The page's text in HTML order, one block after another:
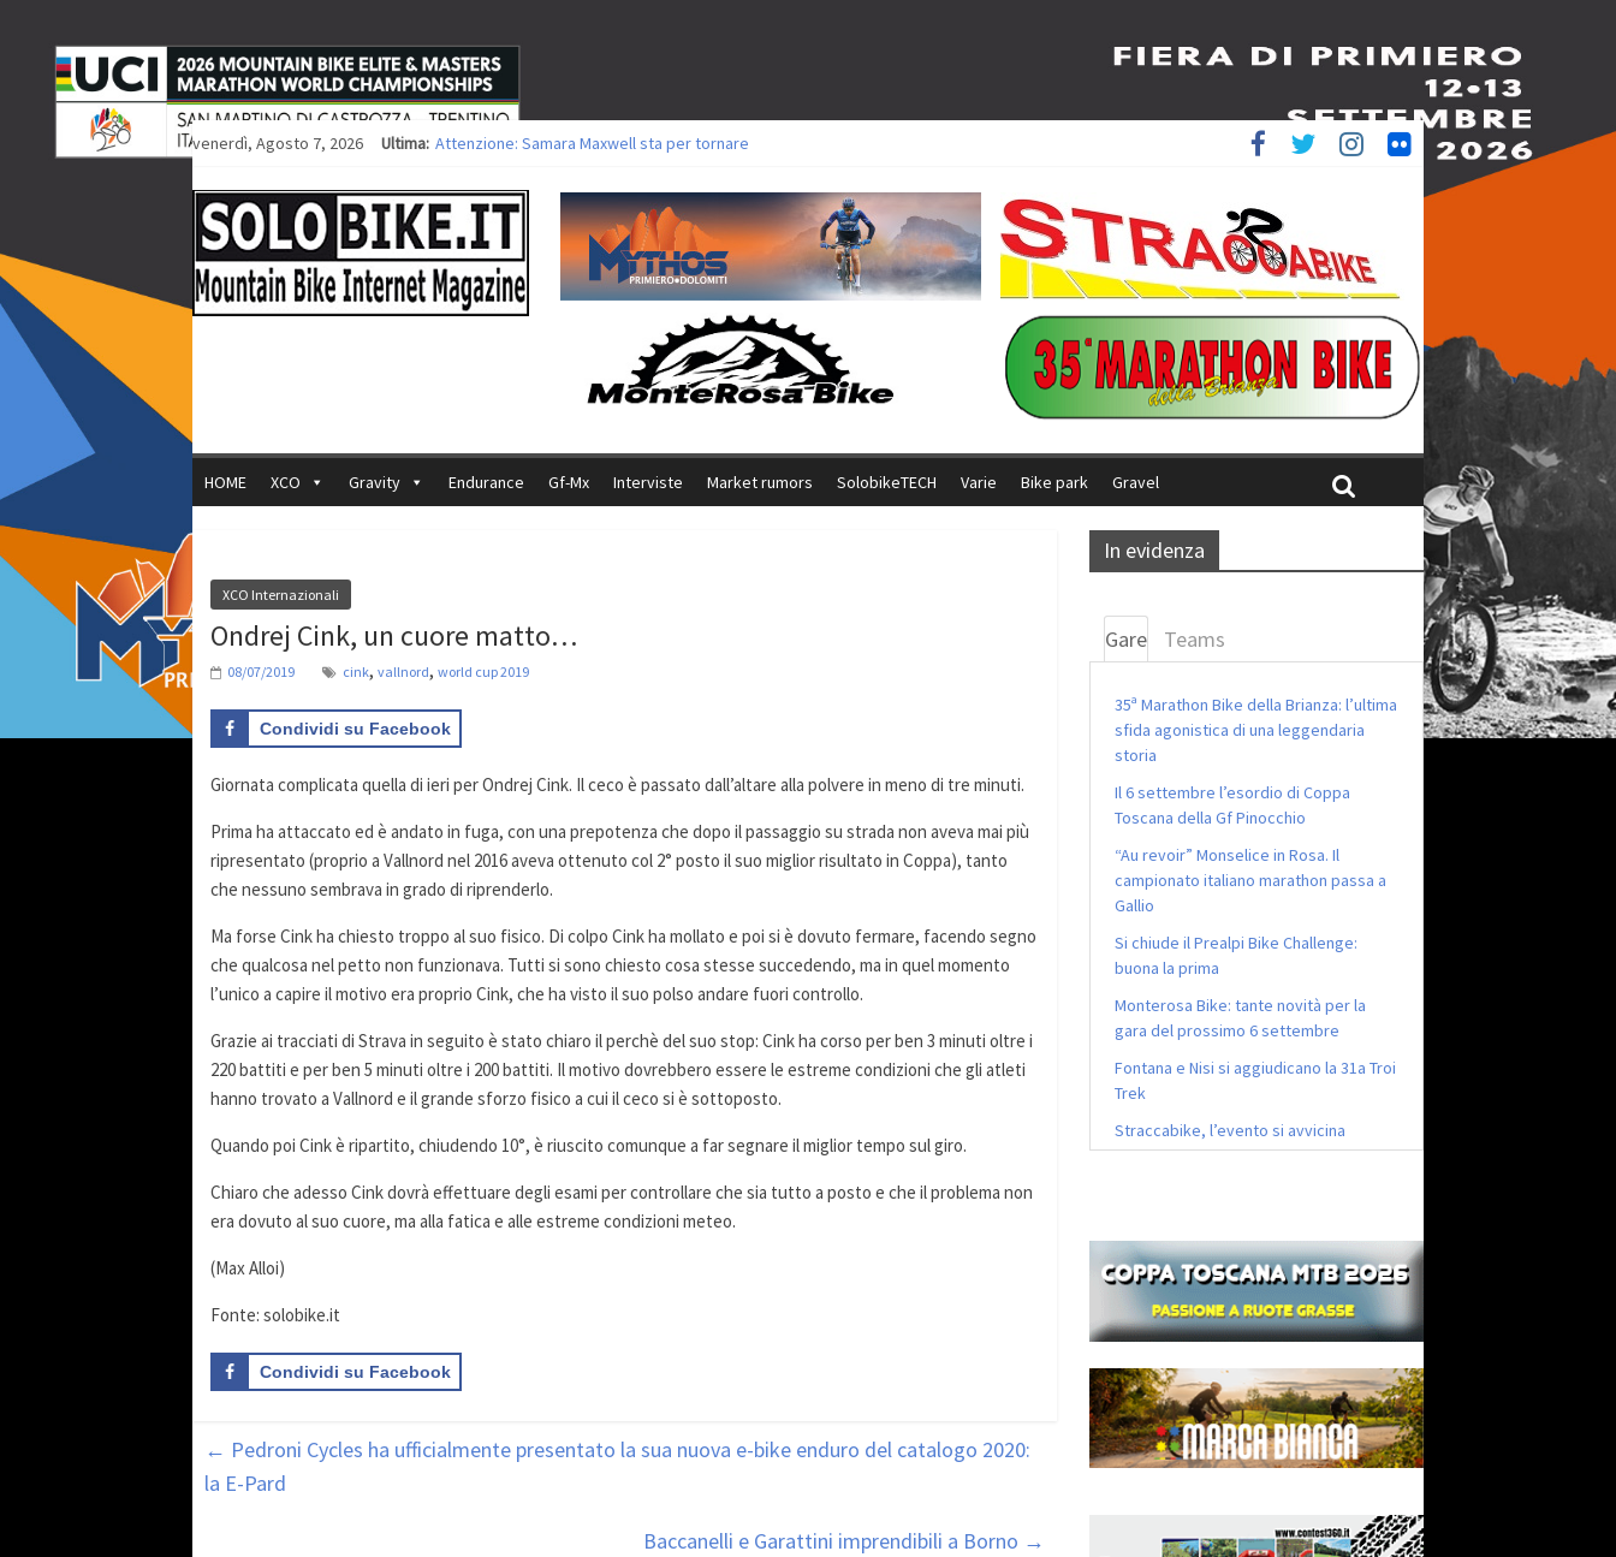
venerdì, Agosto 7, 2026 Ultima: Attenzione: Samara Maxwell sta per tornare
Europei XCO: vittorie per Ghibaudo, Grossmann e Gallis. Signorelli 5^ la migliore tra gli italiani
35ª Marathon Bike della Brianza: l’ultima sfida agonistica di una leggendaria storia
Europei MTB: il Team Relay firma il secondo argento azzurro a Monteceneri
HOME XCO Gravity Endurance Gf-Mx Interviste Market rumors SolobikeTECH Varie Bike park Gravel
XCO Internazionali
Ondrej Cink, un cuore matto…
08/07/2019 cink, vallnord, world cup 2019
Condividi su Facebook
Giornata complicata quella di ieri per Ondrej Cink. Il ceco è passato dall’altare alla polvere in meno di tre minuti.
Prima ha attaccato ed è andato in fuga, con una prepotenza che dopo il passaggio su strada non aveva mai più
ripresentato (proprio a Vallnord nel 2016 aveva ottenuto col 2° posto il suo miglior risultato in Coppa), tanto
che nessuno sembrava in grado di riprenderlo.
Ma forse Cink ha chiesto troppo al suo fisico. Di colpo Cink ha mollato e poi si è dovuto fermare, facendo segno
che qualcosa nel petto non funzionava. Tutti si sono chiesto cosa stesse succedendo, ma in quel momento
l’unico a capire il motivo era proprio Cink, che ha visto il suo polso andare fuori controllo.
Grazie ai tracciati di Strava in seguito è stato chiaro il perchè del suo stop: Cink ha corso per ben 3 minuti oltre i
220 battiti e per ben 5 minuti oltre i 200 battiti. Il motivo dovrebbero essere le estreme condizioni che gli atleti
hanno trovato a Vallnord e il grande sforzo fisico a cui il ceco si è sottoposto.
Quando poi Cink è ripartito, chiudendo 10°, è riuscito comunque a far segnare il miglior tempo sul giro.
Chiaro che adesso Cink dovrà effettuare degli esami per controllare che sia tutto a posto e che il problema non
era dovuto al suo cuore, ma alla fatica e alle estreme condizioni meteo.
(Max Alloi)
Fonte: solobike.it
Condividi su Facebook
← Pedroni Cycles ha ufficialmente presentato la sua nuova e-bike enduro del catalogo 2020:
la E-Pard
Baccanelli e Garattini imprendibili a Borno →
In evidenza
Gare Teams
35ª Marathon Bike della Brianza: l’ultima
sfida agonistica di una leggendaria
storia
Il 6 settembre l’esordio di Coppa
Toscana della Gf Pinocchio
“Au revoir” Monselice in Rosa. Il
campionato italiano marathon passa a
Gallio
Si chiude il Prealpi Bike Challenge:
buona la prima
Monterosa Bike: tante novità per la
gara del prossimo 6 settembre
Fontana e Nisi si aggiudicano la 31a Troi
Trek
Straccabike, l’evento si avvicina